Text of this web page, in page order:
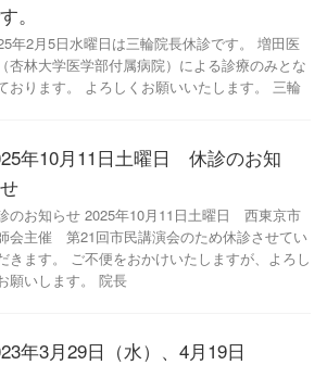
。
年2月5日水曜日は三輪院長休診です。 増田医
杏林大学医学部付属病院）による診療のみとな
おります。 よろしくお願いいたします。 三輪
年10月11日土曜日 休診のお知
のお知らせ 2025年10月11日土曜日 西東京市
会主催 第21回市民講演会のため休診させてい
きます。 ご不便をおかけいたしますが、よろし
願いします。 院長
年3月29日（水）、4月19日